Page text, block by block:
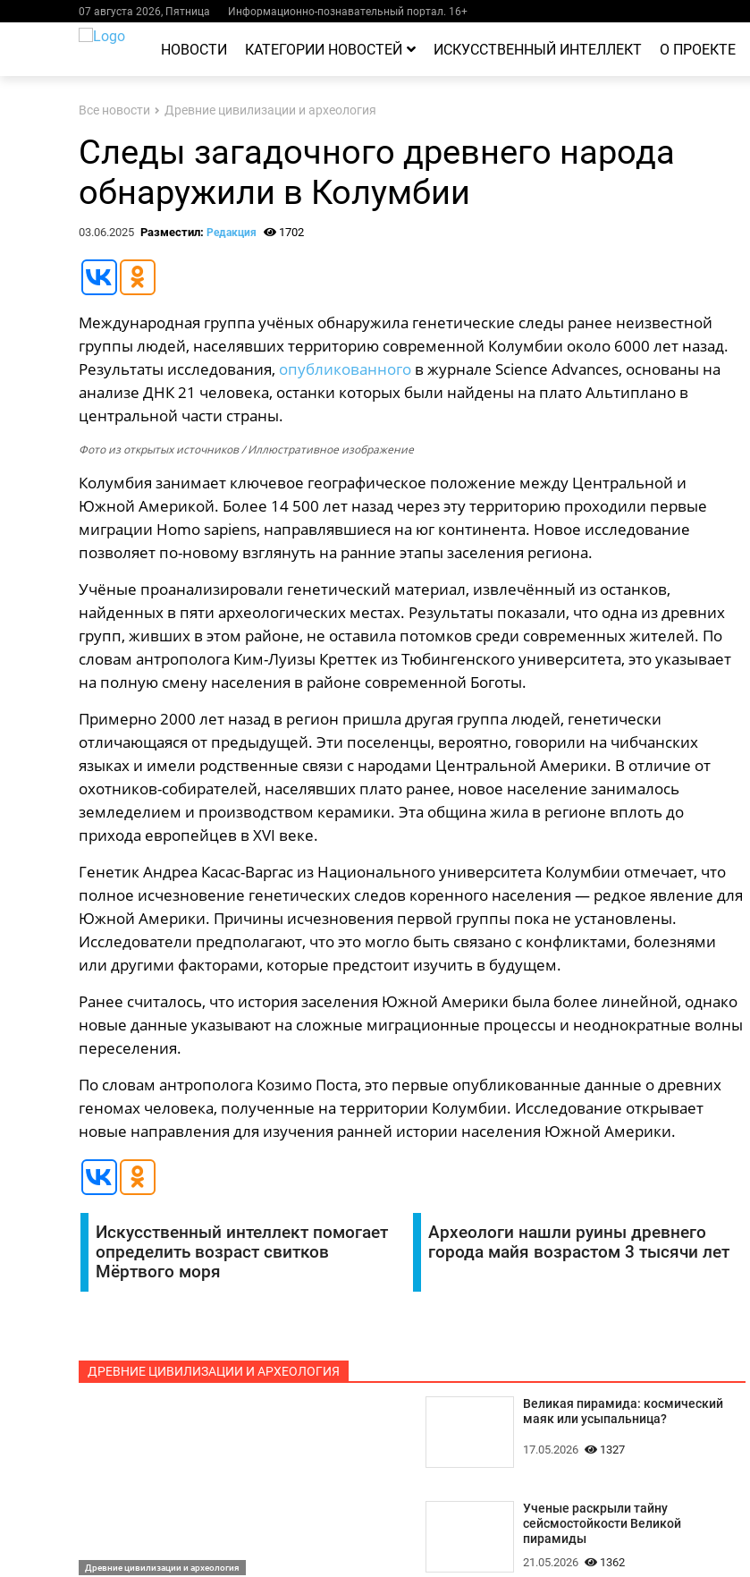
07 августа 2026, Пятница Информационно-познавательный портал. 16+
НОВОСТИ КАТЕГОРИИ НОВОСТЕЙ ИСКУССТВЕННЫЙ ИНТЕЛЛЕКТ О ПРОЕКТЕ
Все новости Древние цивилизации и археология
Следы загадочного древнего народа
обнаружили в Колумбии
03.06.2025 Разместил: Редакция 1702
Международная группа учёных обнаружила генетические следы ранее неизвестной
группы людей, населявших территорию современной Колумбии около 6000 лет назад.
Результаты исследования, опубликованногов журнале Science Advances, основаны на
анализе ДНК 21 человека, останки которых были найдены на плато Альтиплано в
центральной части страны.
Фото из открытых источников/ Иллюстративное изображение
Колумбия занимает ключевое географическое положение между Центральной и
Южной Америкой. Более 14 500 лет назад через эту территорию проходили первые
миграции Homo sapiens, направлявшиеся на юг континента. Новое исследование
позволяет по-новому взглянуть на ранние этапы заселения региона.
Учёные проанализировали генетический материал, извлечённый из останков,
найденных в пяти археологических местах. Результаты показали, что одна из древних
групп, живших в этом районе, не оставила потомков среди современных жителей. По
словам антрополога Ким-Луизы Креттек из Тюбингенского университета, это указывает
на полную смену населения в районе современной Боготы.
Примерно 2000 лет назад в регион пришла другая группа людей, генетически
отличающаяся от предыдущей. Эти поселенцы, вероятно, говорили на чибчанских
языках и имели родственные связи с народами Центральной Америки. В отличие от
охотников-собирателей, населявших плато ранее, новое население занималось
земледелием и производством керамики. Эта община жила в регионе вплоть до
прихода европейцев в XVI веке.
Генетик Андреа Касас-Варгас из Национального университета Колумбии отмечает, что
полное исчезновение генетических следов коренного населения — редкое явление для
Южной Америки. Причины исчезновения первой группы пока не установлены.
Исследователи предполагают, что это могло быть связано с конфликтами, болезнями
или другими факторами, которые предстоит изучить в будущем.
Ранее считалось, что история заселения Южной Америки была более линейной, однако
новые данные указывают на сложные миграционные процессы и неоднократные волны
переселения.
По словам антрополога Козимо Поста, это первые опубликованные данные о древних
геномах человека, полученные на территории Колумбии. Исследование открывает
новые направления для изучения ранней истории населения Южной Америки.
Искусственный интеллект помогает
определить возраст свитков
Мёртвого моря
Археологи нашли руины древнего
города майя возрастом 3 тысячи лет
ДРЕВНИЕ ЦИВИЛИЗАЦИИ И АРХЕОЛОГИЯ
Древние цивилизации и археология
Великая пирамида: космический
маяк или усыпальница?
17.05.2026 1327
Ученые раскрыли тайну
сейсмостойкости Великой
пирамиды
21.05.2026 1362